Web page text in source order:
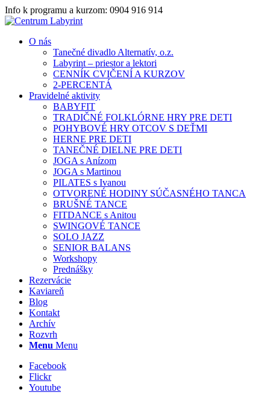
Info k programu a kurzom: 0904 916 914
O nás
Tanečné divadlo Alternatív, o.z.
Labyrint – priestor a lektori
CENNÍK CVIČENÍ A KURZOV
2-PERCENTÁ
Pravidelné aktivity
BABYFIT
TRADIČNÉ FOLKLÓRNE HRY PRE DETI
POHYBOVÉ HRY OTCOV S DEŤMI
HERNE PRE DETI
TANEČNÉ DIELNE PRE DETI
JOGA s Anízom
JOGA s Martinou
PILATES s Ivanou
OTVORENÉ HODINY SÚČASNÉHO TANCA
BRUŠNÉ TANCE
FITDANCE s Anitou
SWINGOVÉ TANCE
SOLO JAZZ
SENIOR BALANS
Workshopy
Prednášky
Rezervácie
Kaviareň
Blog
Kontakt
Archív
Rozvrh
Menu Menu
Facebook
Flickr
Youtube